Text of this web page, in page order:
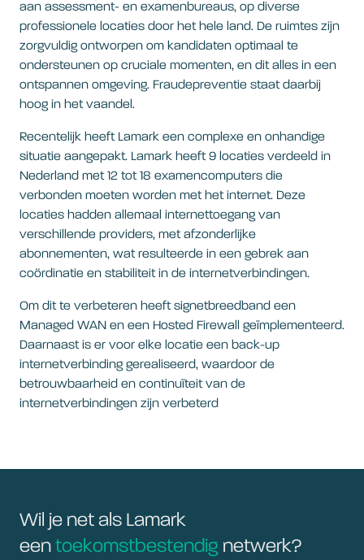
aan assessment- en examenbureaus, op diverse
professionele locaties door het hele land. De ruimtes zijn
zorgvuldig ontworpen om kandidaten optimaal te
ondersteunen op cruciale momenten, en dit alles in een
ontspannen omgeving. Fraudepreventie staat daarbij
hoog in het vaandel.
Recentelijk heeft Lamark een complexe en onhandige
situatie aangepakt. Lamark heeft 9 locaties verdeeld in
Nederland met 12 tot 18 examencomputers die
verbonden moeten worden met het internet. Deze
locaties hadden allemaal internettoegang van
verschillende providers, met afzonderlijke
abonnementen, wat resulteerde in een gebrek aan
coördinatie en stabiliteit in de internetverbindingen.
Om dit te verbeteren heeft signetbreedband een
Managed WAN en een Hosted Firewall geïmplementeerd.
Daarnaast is er voor elke locatie een back-up
internetverbinding gerealiseerd, waardoor de
betrouwbaarheid en continuïteit van de
internetverbindingen zijn verbeterd
Wil je net als Lamark
een toekomstbestendig netwerk?